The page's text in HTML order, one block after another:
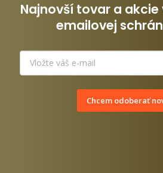
Najnovší tovar a akcie
emailovej
Chcem odoberať